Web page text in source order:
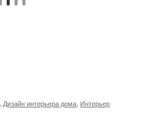
Дизайн интерьера дома Интерьер